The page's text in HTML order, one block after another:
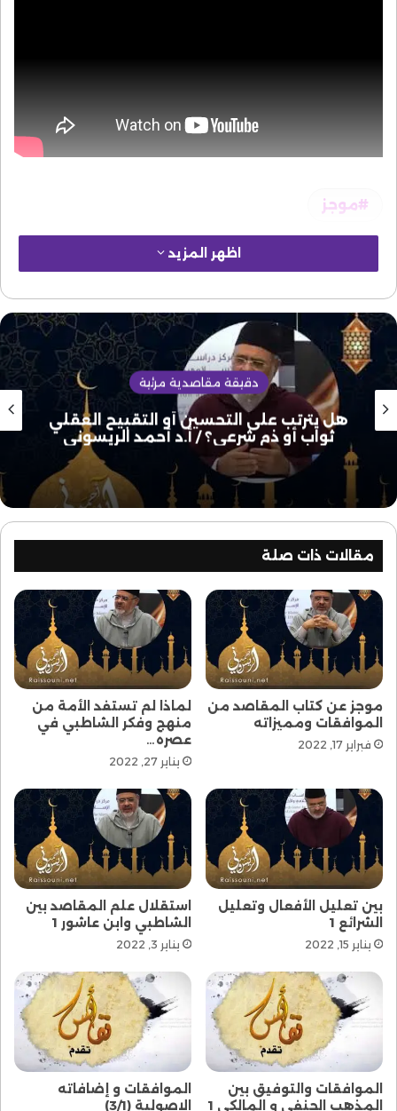
موجز
اظهر المزيد
دقيقة مقاصدية مرئية
هل يترتب على التحسين أو التقبيح العقلي
ثواب أو ذم شرعي؟ / أ.د أحمد الريسوني
مقالات ذات صلة
موجز عن كتاب المقاصد من
الموافقات ومميزاته
فبراير 17, 2022
لماذا لم تستفد الأمة من
منهج وفكر الشاطبي في
عصره…
يناير 27, 2022
بين تعليل الأفعال وتعليل
الشرائع 1
يناير 15, 2022
استقلال علم المقاصد بين
الشاطبي وابن عاشور 1
يناير 3, 2022
الموافقات والتوفيق بين
المذهب الحنفي و المالكي 1
الموافقات و إضافاته
الاصولية (3/1)